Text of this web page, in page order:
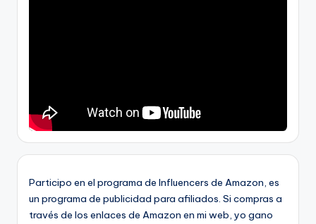
Participo en el programa de Influencers de Amazon, es
un programa de publicidad para afiliados. Si compras a
través de los enlaces de Amazon en mi web, yo gano